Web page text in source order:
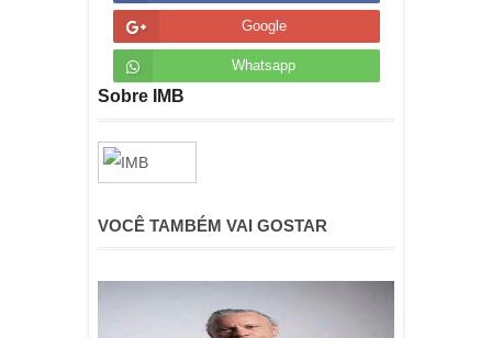
Google
Whatsapp
Sobre IMB
VOCÊ TAMBÉM VAI GOSTAR